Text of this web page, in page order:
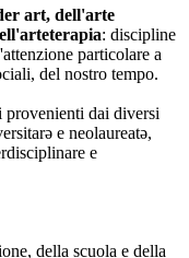
art, dell'arte
: discipline
particolare a
del nostro tempo.
provenienti dai diversi
e neolaureatə,
e
della scuola e della